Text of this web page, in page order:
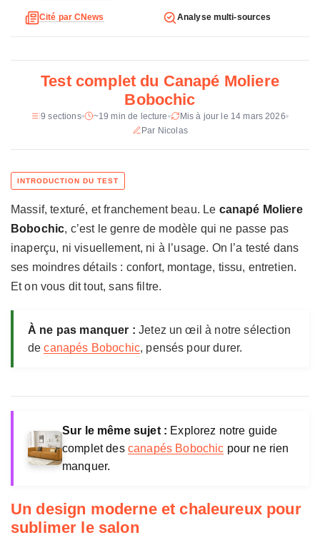
h
n
a
p
é
o
l
i
e
B
o
c
Déhoussable
élastiques
Pin et hêtre certifiés FSC
Profondeur assise 67 cm
Poids Environ 84 kg (2 colis de 42+ kg)
Coloris
Vert, beige, gris clair, gris foncé,
jaune, bleu nuit, orange
Garantie 2 ans
Prix constaté
Cité par CNews Analyse multi-sources
Test complet du Canapé Moliere
Bobochic
9 sections ~19 min de lecture
Mis à jour le 14 mars 2026
Par Nicolas
Massif, texturé, et franchement beau. Le canapé Moliere
Bobochic, c’est le genre de modèle qui ne passe pas
inaperçu, ni visuellement, ni à l’usage. On l’a testé dans
ses moindres détails : confort, montage, tissu, entretien.
Et on vous dit tout, sans filtre.
À ne pas manquer : Jetez un œil à notre sélection
decanapés Bobochic, pensés pour durer.
Sur le même sujet : Explorez notre guide
complet des canapés Bobochic pour ne rien
manquer.
Un design moderne et chaleureux pour
sublimer le salon